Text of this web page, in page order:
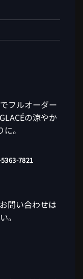
フルオーダー
の涼やか
。
7821
問い合わせは
。